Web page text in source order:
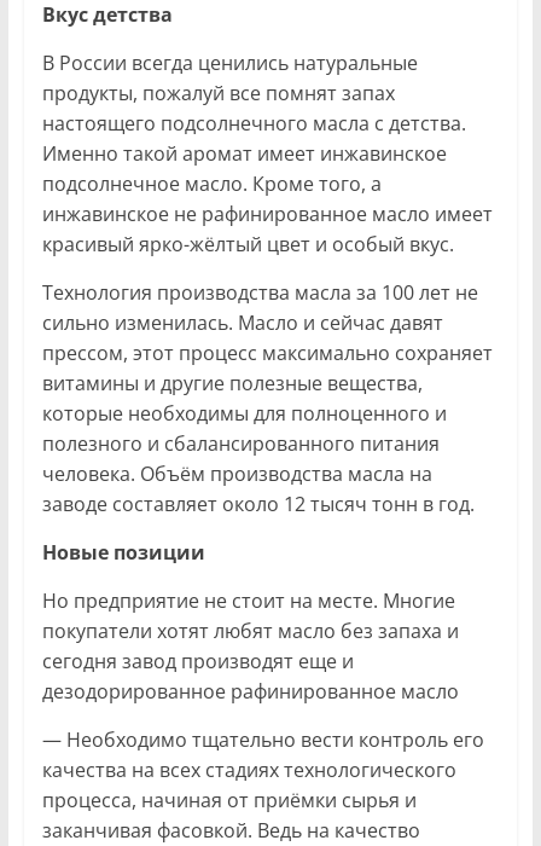
Вкус детства
В России всегда ценились натуральные
продукты, пожалуй все помнят запах
настоящего подсолнечного масла с детства.
Именно такой аромат имеет инжавинское
подсолнечное масло. Кроме того, а
инжавинское не рафинированное масло имеет
красивый ярко-жёлтый цвет и особый вкус.
Технология производства масла за 100 лет не
сильно изменилась. Масло и сейчас давят
прессом, этот процесс максимально сохраняет
витамины и другие полезные вещества,
которые необходимы для полноценного и
полезного и сбалансированного питания
человека. Объём производства масла на
заводе составляет около 12 тысяч тонн в год.
Новые позиции
Но предприятие не стоит на месте. Многие
покупатели хотят любят масло без запаха и
сегодня завод производят еще и
дезодорированное рафинированное масло
— Необходимо тщательно вести контроль его
качества на всех стадиях технологического
процесса, начиная от приёмки сырья и
заканчивая фасовкой. Ведь на качество